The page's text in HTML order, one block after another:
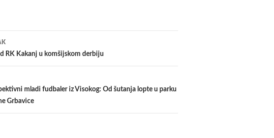
RK Kakanj u komšijskom derbiju
mladi fudbaler iz Visokog: Od šutanja lopte u parku
Grbavice